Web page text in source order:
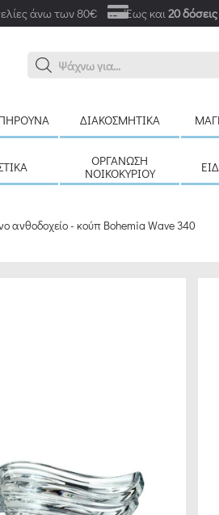
άνω των 80€ Έως και20 δόσεις
Α
ΔΙΑΚΟΣΜΗΤΙΚΆ
ΟΡΓΆΝΩΣΗ
ΝΟΙΚΟΚΥΡΙΟΎ
ανθοδοχείο - κούπ Bohemia Wave 340